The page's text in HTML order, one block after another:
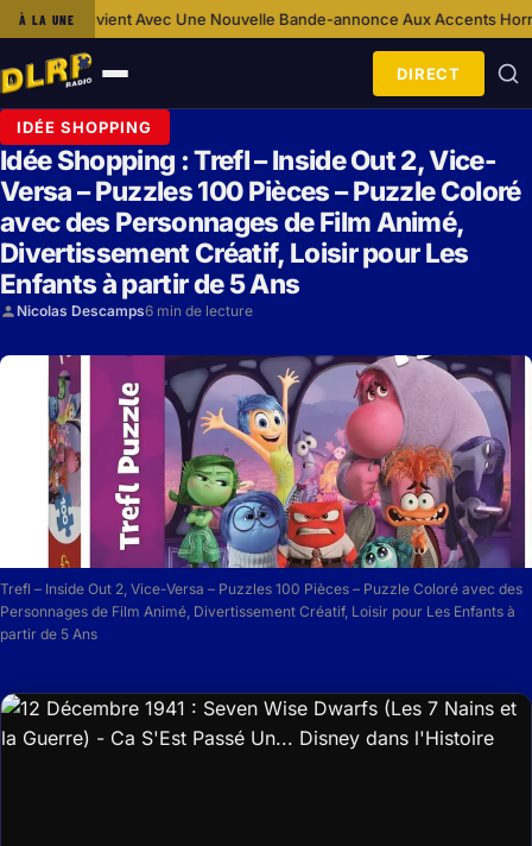
À LA UNE
Une Nouvelle Bande-annonce Aux Accents Horrifiques· Ca S’Est
Ouvrir
le
menu
DIRECT
IDÉE SHOPPING
Idée Shopping : Trefl – Inside Out 2, Vice-
Versa – Puzzles 100 Pièces – Puzzle Coloré
avec des Personnages de Film Animé,
Divertissement Créatif, Loisir pour Les
Enfants à partir de 5 Ans
Nicolas Descamps6 min de lecture
Trefl – Inside Out 2, Vice-Versa – Puzzles 100 Pièces – Puzzle Coloré avec des
Personnages de Film Animé, Divertissement Créatif, Loisir pour Les Enfants à
partir de 5 Ans